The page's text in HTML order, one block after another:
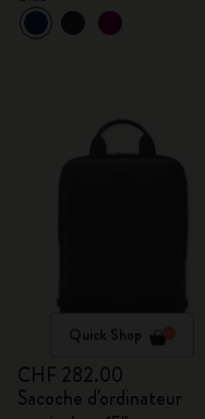
Quick Shop
CHF 282.00
Sacoche d'ordinateur